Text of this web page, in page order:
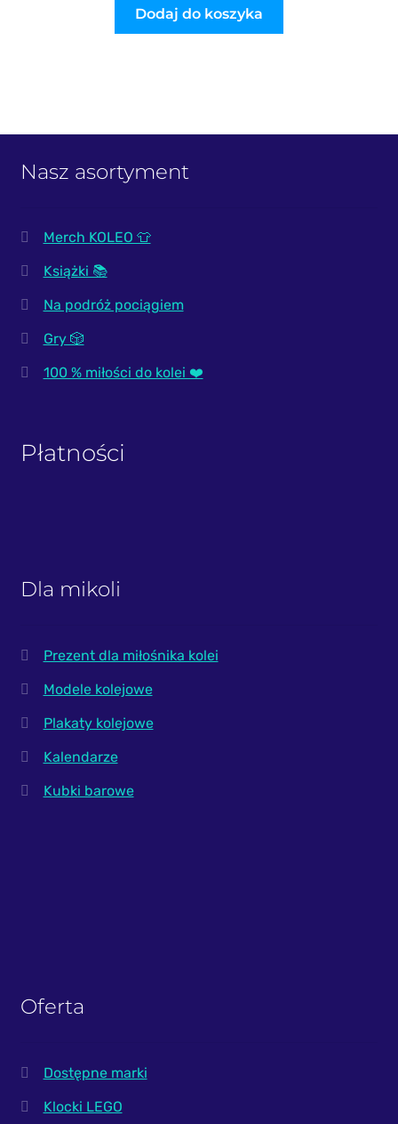
Dodaj do koszyka
Nasz asortyment
Merch KOLEO 👕
Książki 📚
Na podróż pociągiem
Gry 🎲
100 % miłości do kolei ❤️
Płatności
Dla mikoli
Prezent dla miłośnika kolei
Modele kolejowe
Plakaty kolejowe
Kalendarze
Kubki barowe
Oferta
Dostępne marki
Klocki LEGO